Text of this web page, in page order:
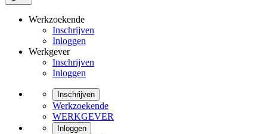
Werkzoekende
Inschrijven
Inloggen
Werkgever
Inschrijven
Inloggen
Inschrijven
Werkzoekende
WERKGEVER
Inloggen